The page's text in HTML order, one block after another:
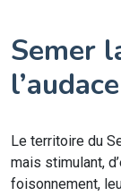
Semer
Le territoire du
mais stimulant,
foisonnement,